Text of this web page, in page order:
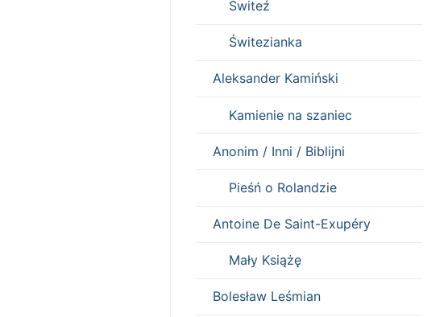
Świteź
Świtezianka
Aleksander Kamiński
Kamienie na szaniec
Anonim / Inni / Biblijni
Pieśń o Rolandzie
Antoine De Saint-Exupéry
Mały Książę
Bolesław Leśmian